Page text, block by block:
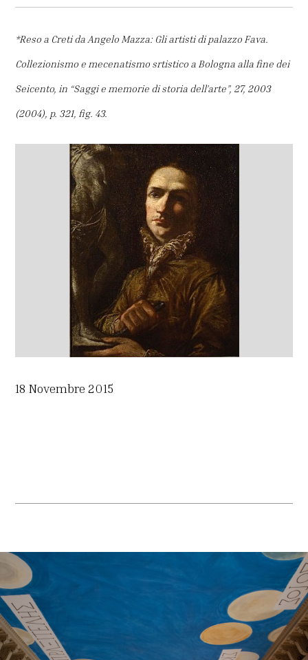
*Reso a Creti da Angelo Mazza: Gli artisti di palazzo Fava.
Collezionismo e mecenatismo srtistico a Bologna alla fine dei
Seicento, in “Saggi e memorie di storia dell’arte”, 27, 2003
(2004), p. 321, fig. 43.
18 Novembre 2015